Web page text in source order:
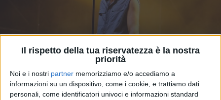
Il rispetto della tua riservatezza è la nostra
priorità
Noi e i nostri partner memorizziamo e/o accediamo a
informazioni su un dispositivo, come i cookie, e trattiamo dati
personali, come identificatori univoci e informazioni standard
NUOVE CERTIFICAZIONI 05 ago 2024